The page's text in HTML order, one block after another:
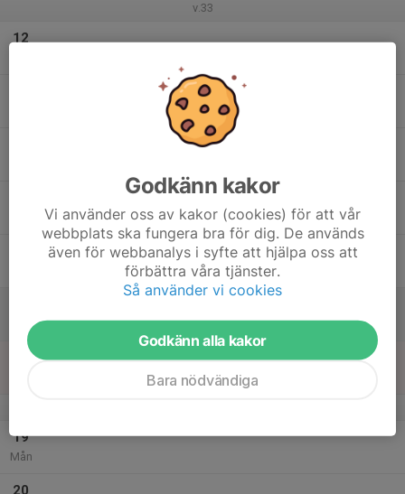
v.33
12
19
Mån
20
Godkänn kakor
Vi använder oss av kakor (cookies) för att vår
webbplats ska fungera bra för dig. De används
även för webbanalys i syfte att hjälpa oss att
förbättra våra tjänster.
Så använder vi cookies
Godkänn alla kakor
Bara nödvändiga